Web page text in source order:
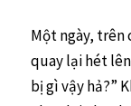
Một ngày, trên
quay lại hét
bị gì vậy hả?”